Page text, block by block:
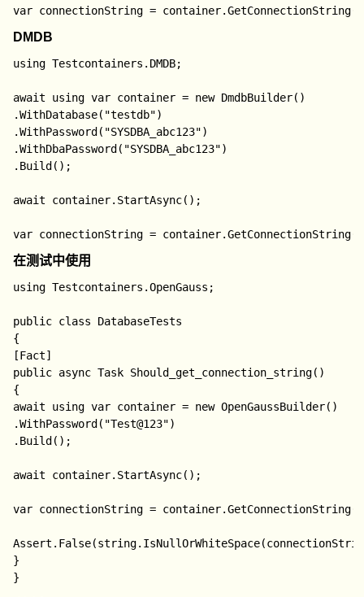
DMDB
using Testcontainers.DMDB;
await using var container = new DmdbBuilder()
.WithDatabase("testdb")
.WithPassword("SYSDBA_abc123")
.WithDbaPassword("SYSDBA_abc123")
.Build();
await container.StartAsync();
在测试中使用
using Testcontainers.OpenGauss;
public class DatabaseTests
{
[Fact]
public async Task Should_get_connection_string()
{
await using var container = new OpenGaussBuilder()
.WithPassword("Test@123")
.Build();
await container.StartAsync();
var connectionString =
}